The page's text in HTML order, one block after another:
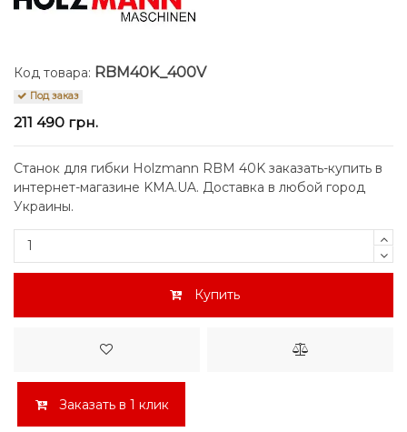
Код товара: RBM40K_400V
Под заказ
211 490 грн.
Станок для гибки Holzmann RBM 40K заказать-купить в
интернет-магазине KMA.UA. Доставка в любой город
Украины.
Купить
Заказать в 1 клик